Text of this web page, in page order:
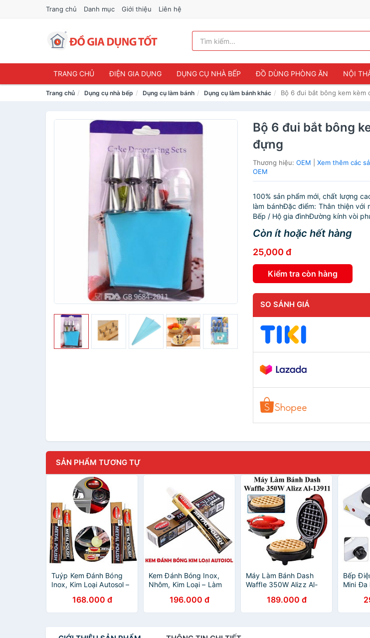
Trang chủ Danh mục Giới thiệu Liên hệ
TRANG CHỦ ĐIỆN GIA DỤNG DỤNG CỤ NHÀ BẾP ĐỒ DÙNG PHÒNG ĂN NỘI
Trang chủ Dụng cụ nhà bếp Dụng cụ làm bánh Dụng cụ làm bánh khác Bộ 6 đui bắt bông kem kèm
Bộ 6 đui bắt bông
đựng
Thương hiệu:OEM |Xem thêm các
OEM
100% sản phẩm mới, chất lượng
làm bánhĐặc điểm: Thân thiện
Bếp / Hộ gia đìnhĐường kính vòi
Còn ít hoặc hết hàng
25,000 đ
Kiểm tra còn hàng
SO SÁNH GIÁ
SẢN PHẨM TƯƠNG TỰ
Tuýp Kem Đánh Bóng
Inox, Kim Loại Autosol –
XeMáÔTô Hiệu Quả
168.000 đ
Kem Đánh Bóng Inox,
Nhôm, Kim Loại – Làm
Cao Cấp Siêu Sáng
196.000 đ
Máy Làm Bánh Dash
Waffle 350W Alizz Al-
189.000 đ
Bếp
Mini Đa
Sữa